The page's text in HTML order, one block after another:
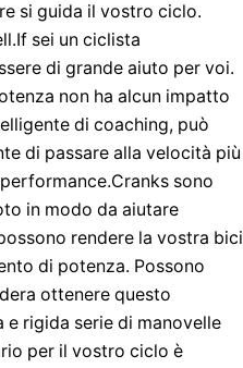
si guida il vostro ciclo.
sei un ciclista
di grande aiuto per voi.
non ha alcun impatto
di coaching, può
di passare alla velocità più
sono
in modo da aiutare
rendere la vostra bici
di potenza. Possono
ottenere questo
rigida serie di manovelle
per il vostro ciclo è